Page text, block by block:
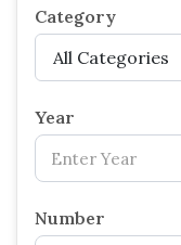
Category
All Categories
Year
Number